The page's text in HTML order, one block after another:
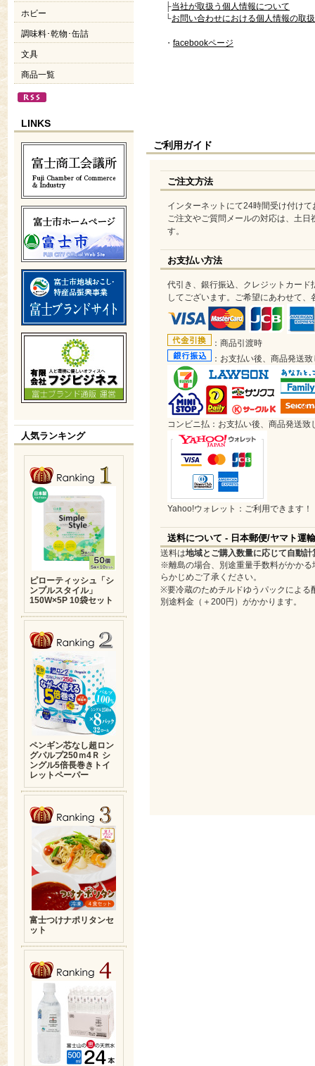
ホビー
調味料･乾物･缶詰
文具
商品一覧
LINKS
人気ランキング
ピローティッシュ「シ
ンプルスタイル」
150W×5P 10袋セット
ペンギン芯なし超ロン
グパルプ250ｍ4Ｒ シ
ングル5倍長巻きトイ
レットペーパー
富士つけナポリタンセ
ット
├当社が取扱う個人情報について
└お問い合わせにおける個人情報の取
・ facebookページ
ご利用ガイド
ご注文方法
インターネットにて24時間受け付けて
ご注文やご質問メールの対応は、土日
す。
お支払い方法
代引き、銀行振込、クレジットカード
してございます。ご希望にあわせて、
：商品引渡時
：お支払い後、商品発送
コンビニ払：お支払い後、商品発送致
Yahoo!ウォレット：ご利用できます！
送料について - 日本郵便/ヤマト運
送料は地域とご購入数量に応じて自動計
※離島の場合、別途重量手数料がかかる
らかじめご了承ください。
※要冷蔵のためチルドゆうパックによる
別途料金（＋200円）がかかります。